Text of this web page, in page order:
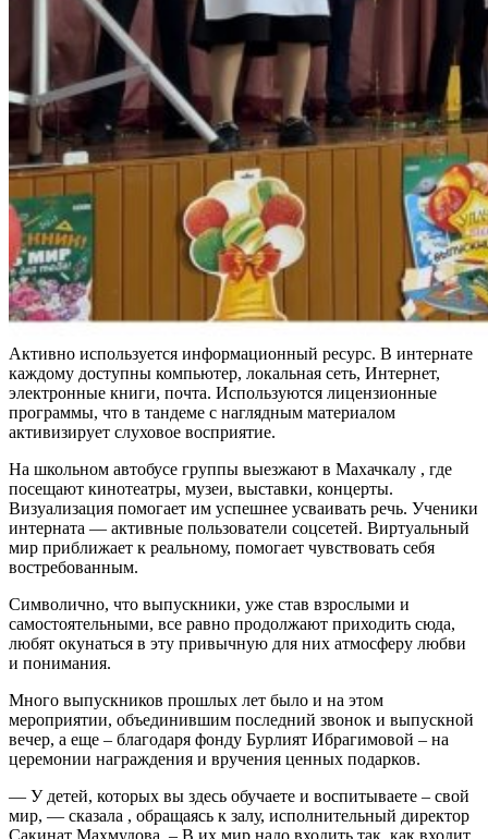
Активно используется информационный ресурс. В интернате
каждому доступны компьютер, локальная сеть, Интернет,
электронные книги, почта. Используются лицензионные
программы, что в тандеме с наглядным материалом
активизирует слуховое восприятие.
На школьном автобусе группы выезжают в Махачкалу , где
посещают кинотеатры, музеи, выставки, концерты.
Визуализация помогает им успешнее усваивать речь. Ученики
интерната — активные пользователи соцсетей. Виртуальный
мир приближает к реальному, помогает чувствовать себя
востребованным.
Символично, что выпускники, уже став взрослыми и
самостоятельными, все равно продолжают приходить сюда,
любят окунаться в эту привычную для них атмосферу любви
и понимания.
Много выпускников прошлых лет было и на этом
мероприятии, объединившим последний звонок и выпускной
вечер, а еще – благодаря фонду Бурлият Ибрагимовой – на
церемонии награждения и вручения ценных подарков.
— У детей, которых вы здесь обучаете и воспитываете – свой
мир, — сказала , обращаясь к залу, исполнительный директор
Сакинат Махмудова. – В их мир надо входить так, как входит